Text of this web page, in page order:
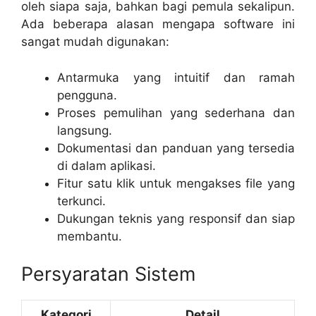
oleh siapa saja, bahkan bagi pemula sekalipun.
Ada beberapa alasan mengapa software ini
sangat mudah digunakan:
Antarmuka yang intuitif dan ramah
pengguna.
Proses pemulihan yang sederhana dan
langsung.
Dokumentasi dan panduan yang tersedia
di dalam aplikasi.
Fitur satu klik untuk mengakses file yang
terkunci.
Dukungan teknis yang responsif dan siap
membantu.
Persyaratan Sistem